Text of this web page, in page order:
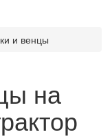
и венцы
на